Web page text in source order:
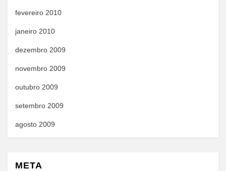
fevereiro 2010
janeiro 2010
dezembro 2009
novembro 2009
outubro 2009
setembro 2009
agosto 2009
META